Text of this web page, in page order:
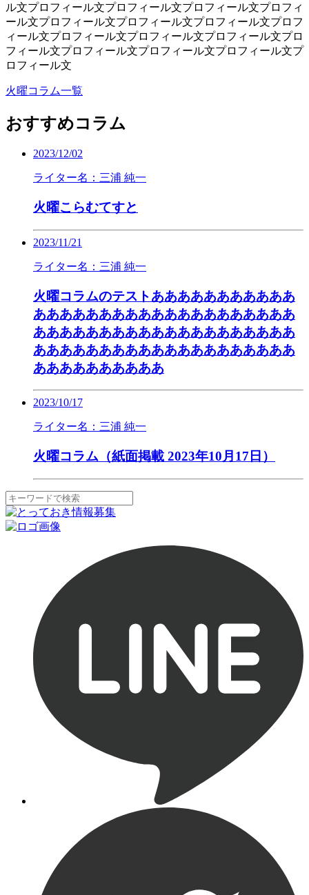
ル文プロフィール文プロフィール文プロフィール文プロフィ
ール文プロフィール文プロフィール文プロフィール文プロフ
ィール文プロフィール文プロフィール文プロフィール文プロ
フィール文プロフィール文プロフィール文プロフィール文プ
ロフィール文
火曜コラム一覧
おすすめコラム
2023/12/02
ライター名：三浦 純一
火曜こらむてすと
2023/11/21
ライター名：三浦 純一
火曜コラムのテストあああああああああああ
ああああああああああああああああああああ
ああああああああああああああああああああ
ああああああああああああああああああああ
ああああああああああ
2023/10/17
ライター名：三浦 純一
火曜コラム（紙面掲載 2023年10月17日）